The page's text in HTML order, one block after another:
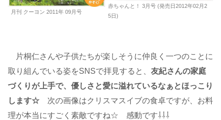
月刊 クーヨン 2011年 09月号
赤ちゃんと！ 3月号 (発売日2012年02月2
5日)
片桐仁さんや子供たちが楽しそうに仲良く一つのことに
取り組んでいる姿をSNSで拝見すると、 友紀さんの家庭
づくりが上手で、優しさと愛に溢れているなぁとほっこり
します☆ 次の画像はクリスマスイブの食卓ですが、お料
理が本当にすごく素敵ですね☆ 感動です⇩⇩⇩